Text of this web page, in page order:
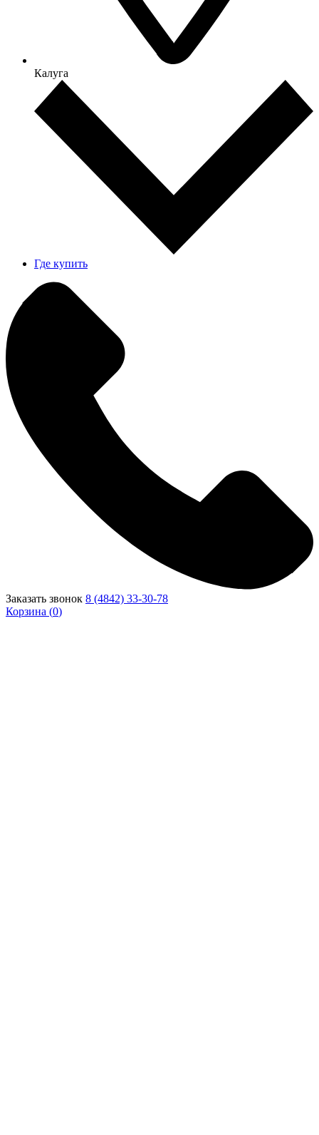
Калуга
Где купить
Заказать звонок 8 (4842) 33-30-78
Корзина (0)